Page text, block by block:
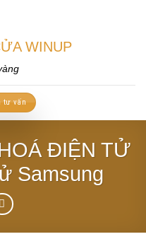
tư vấn
ĐIỆN TỬ
Samsung